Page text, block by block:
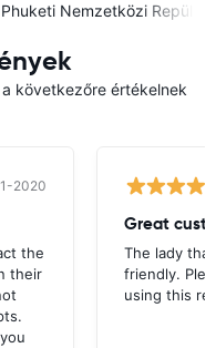
Phuketi Nemzetközi
következőre értékelnek
2020
the
their
Great
The lady
friendly.
using this